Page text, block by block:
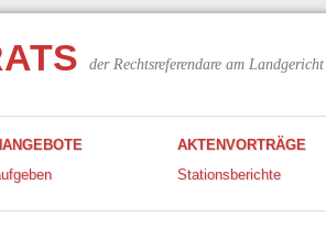
der Rechtsreferendare am
AKTENVORTRÄGE
Stationsberichte